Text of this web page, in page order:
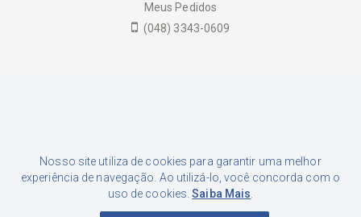
Nosso site utiliza de cookies para garantir uma melhor
experiência de navegação. Ao utilizá-lo, você concorda com o
uso de cookies.Saiba Mais
Meus Pedidos
(048) 3343-0609